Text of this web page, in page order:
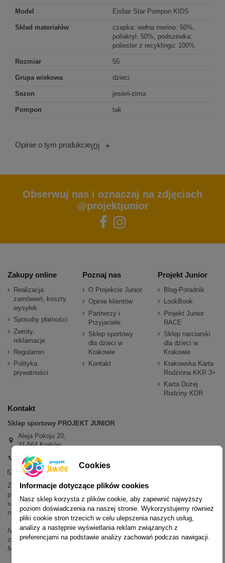
Model Eisbar Star Pompon KIDS
Skład materiałów
czapka: wełna merino: 50%,
poliakryl: 50%, podszewka:
poliester z recyklingu: 100%
Rozmiar 55
Grupa wiekowa dzieci
Sezon jesień-zima
Pompon tak
Opinie o tym produkcie(0) +
Obserwuj nas i oznaczaj na zdjęciach
@projektjunior
Zakupy online
Realizacja
zamówień, koszty
wysyłek
Sposoby płatności
Zwroty,
reklamacje
Regulamin
Polityka
prywatności
Poznaj nas
O Projekcie Junior
Opinie klientów
Partnerzy i
Przyjaciele
Sklep sportowy
dla dzieci w
Krakowie
Kontakt
Projekt Junior
Blog-Poradnik
LookBook
Projekt Junior
RACE
Sklep narciarski
dla dzieci w
Krakowie
Krakowska Karta
Rodzinna KKR 3+
Karta Dużej
Rodziny KDR
Kontakt
Sklep sportowy PROJEKT JUNIOR
Aleja Pokoju 20,
31-564 Kraków
+48 600 779 897
sklep@projektjunior.pl
Zapraszamy do sklepu stacjonarnego:
poniedziałek - piątek: 11.00-19.00
sobota: 10.00-14.00
niedziela (każda): nieczynne
Nie odpowiadamy na wiadomości SMS. W sprawach dotyczących
zamówień i oferty prosimy o kontakt mailowy, telefoniczny lub przez
Messenger.
Cookies
Informacje dotyczące plików cookies
Nasz sklep korzysta z plików cookie, aby zapewnić najwyższy
poziom doświadczenia na naszej stronie. Wykorzystujemy również
pliki cookie stron trzecich w celu ulepszenia naszych usług,
analizy a następnie wyświetlania reklam związanych z
preferencjami na podstawie analizy zachowań podczas nawigacji.